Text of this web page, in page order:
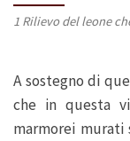
1 Rilievo del leone
A sostegno di
che in questa
marmorei